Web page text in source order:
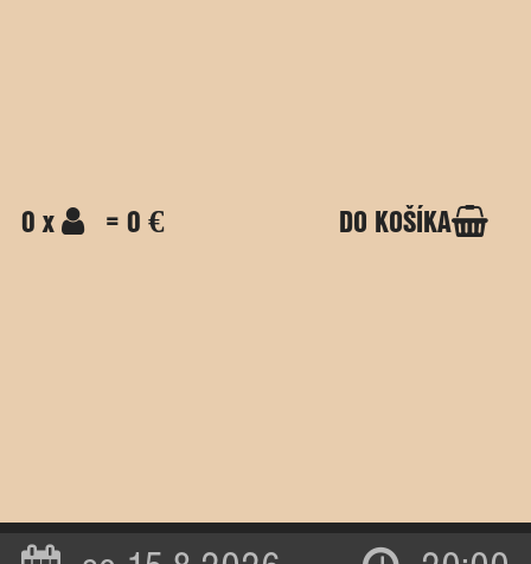
0 x = 0 € DO KOŠÍKA